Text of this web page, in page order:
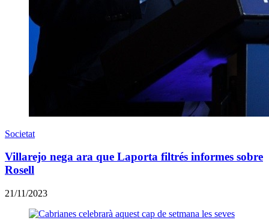
Societat
Villarejo nega ara que Laporta filtrés informes sobre
Rosell
21/11/2023